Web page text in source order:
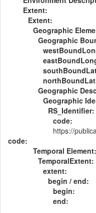
Extent:
Extent:
Geographic
Geographic
Geographic
Geographic
RS_Identifier:
code:
code:
https://
Temporal Element:
TemporalExtent:
extent:
begin / end:
begin:
end: